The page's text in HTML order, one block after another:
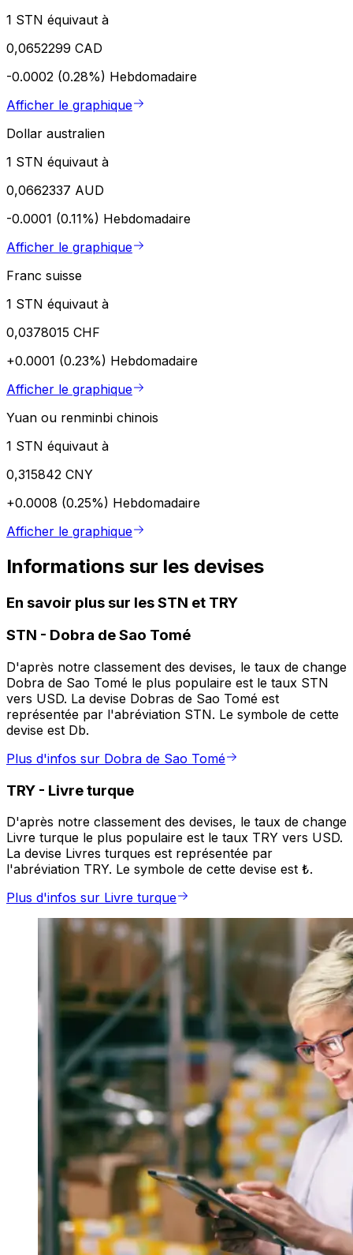
1 STN équivaut à
0,0652299 CAD
-0.0002 (0.28%) Hebdomadaire
Afficher le graphique
Dollar australien
1 STN équivaut à
0,0662337 AUD
-0.0001 (0.11%) Hebdomadaire
Afficher le graphique
Franc suisse
1 STN équivaut à
0,0378015 CHF
+0.0001 (0.23%) Hebdomadaire
Afficher le graphique
Yuan ou renminbi chinois
1 STN équivaut à
0,315842 CNY
+0.0008 (0.25%) Hebdomadaire
Afficher le graphique
Informations sur les devises
En savoir plus sur les STN et TRY
STN - Dobra de Sao Tomé
D'après notre classement des devises, le taux de change
Dobra de Sao Tomé le plus populaire est le taux STN
vers USD. La devise Dobras de Sao Tomé est
représentée par l'abréviation STN. Le symbole de cette
devise est Db.
Plus d'infos sur Dobra de Sao Tomé
TRY - Livre turque
D'après notre classement des devises, le taux de change
Livre turque le plus populaire est le taux TRY vers USD.
La devise Livres turques est représentée par
l'abréviation TRY. Le symbole de cette devise est ₺.
Plus d'infos sur Livre turque